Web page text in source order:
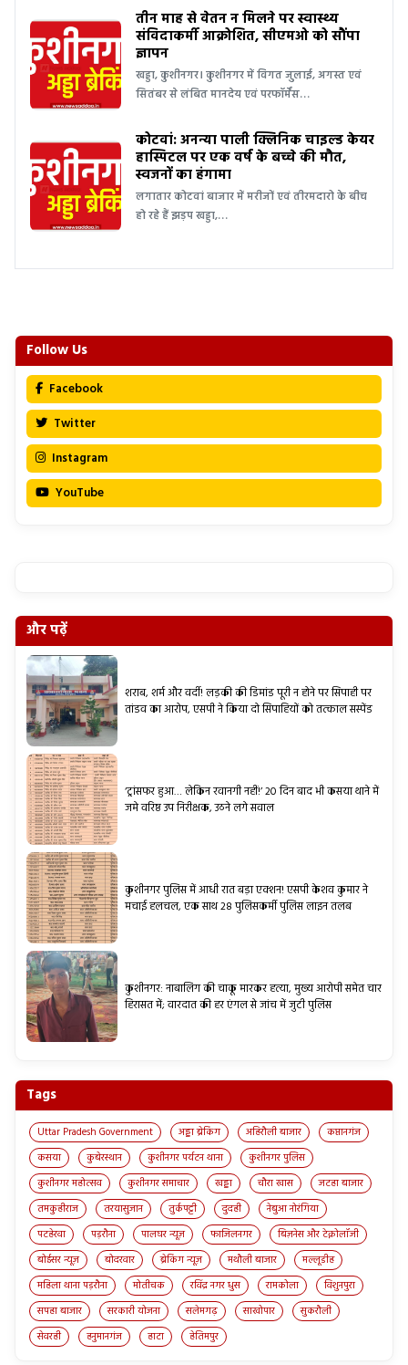
तीन माह से वेतन न मिलने पर स्वास्थ्य
संविदाकर्मी आक्रोशित, सीएमओ को सौंपा
ज्ञापन
खड्डा, कुशीनगर। कुशीनगर में विगत जुलाई, अगस्त एवं
सितंबर से लंबित मानदेय एवं परफॉर्मेंस…
कोटवां: अनन्या पाली क्लिनिक चाइल्ड केयर
हास्पिटल पर एक वर्ष के बच्चे की मौत,
स्वजनों का हंगामा
लगातार कोटवां बाजार में मरीजों एवं तीरमदारो के बीच
हो रहे हैं झड़प खड्डा,…
Follow Us
Facebook
Twitter
Instagram
YouTube
और पढ़ें
शराब, शर्म और वर्दी! लड़की की डिमांड पूरी न होने पर सिपाही पर
तांडव का आरोप, एसपी ने किया दो सिपाहियों को तत्काल सस्पेंड
‘ट्रांसफर हुआ… लेकिन रवानगी नहीं!’ 20 दिन बाद भी कसया थाने में
जमे वरिष्ठ उप निरीक्षक, उठने लगे सवाल
कुशीनगर पुलिस में आधी रात बड़ा एक्शन! एसपी केशव कुमार ने
मचाई हलचल, एक साथ 28 पुलिसकर्मी पुलिस लाइन तलब
कुशीनगर: नाबालिग की चाकू मारकर हत्या, मुख्य आरोपी समेत चार
हिरासत में; वारदात की हर एंगल से जांच में जुटी पुलिस
Tags
Uttar Pradesh Government अड्डा ब्रेकिंग अहिरौली बाजार
कप्तानगंज
कसया
कुबेरस्थान कुशीनगर पर्यटन थाना
कुशीनगर पुलिस
कुशीनगर महोत्सव
कुशीनगर समाचार खड्डा चौरा खास
जटहा बाजार
तमकुहीराज
तरयासुजान तुर्कपट्टी दुदही
नेबुआ नोरंगिया
पटहेरवा
पड़रौना पालघर न्यूज़ फाजिलनगर
बिज़नेस और टेक्नोलॉजी
बोईसर न्यूज़
बोदरवार ब्रेकिंग न्यूज़ मथौली बाजार
मल्लूडीह
महिला थाना पड़रौना
मोतीचक रविंद्र नगर धुस रामकोला
विशुनपुरा
सपहा बाजार
सरकारी योजना सलेमगढ़ साखोपार
सुकरौली
सेवरही
हनुमानगंज हाटा हेतिमपुर